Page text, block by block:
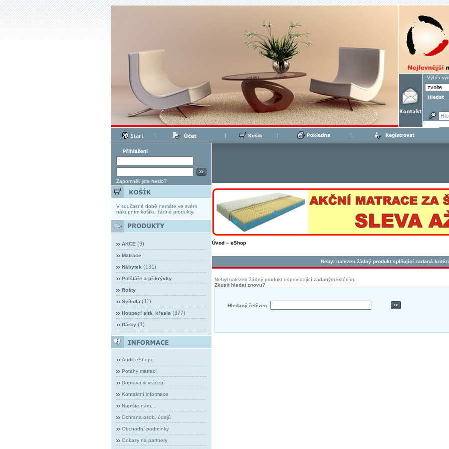
Výběr
| | | |
Zapomněli jste heslo?
V současné době nemáte ve svém
nákupním košíku žádné produkty.
AKCE (9)
Matrace
Nábytek (131)
Polštáře a přikrývky
Rošty
Svítidla (11)
Houpací sítě, křesla (377)
Dárky(1)
Audit eShopu
Potahy matrací
Doprava & vrácení
Kontaktní informace
Napište nám...
Ochrana osob. údajů
Obchodní podmínky
Odkazy na partnery
Úvod» eShop
Nebyl nalezen žádný produkt splňující zadaná
Nebyl nalezen žádný produkt odpovídající zadaným kritériím.
Zkusit hledat znovu?
Hledaný řetězec: